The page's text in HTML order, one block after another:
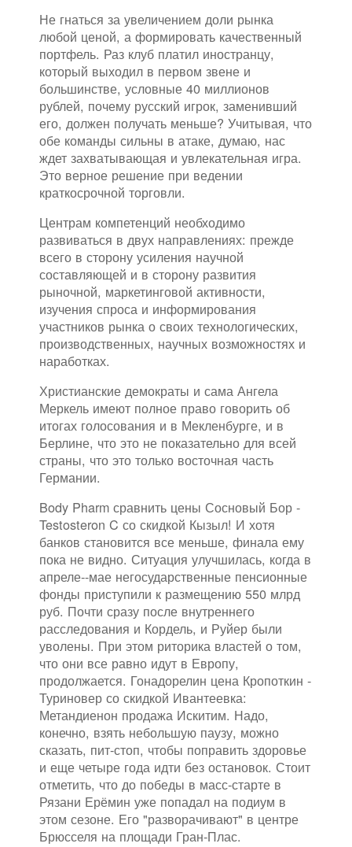
Не гнаться за увеличением доли рынка
любой ценой, а формировать качественный
портфель. Раз клуб платил иностранцу,
который выходил в первом звене и
большинстве, условные 40 миллионов
рублей, почему русский игрок, заменивший
его, должен получать меньше? Учитывая, что
обе команды сильны в атаке, думаю, нас
ждет захватывающая и увлекательная игра.
Это верное решение при ведении
краткосрочной торговли.
Центрам компетенций необходимо
развиваться в двух направлениях: прежде
всего в сторону усиления научной
составляющей и в сторону развития
рыночной, маркетинговой активности,
изучения спроса и информирования
участников рынка о своих технологических,
производственных, научных возможностях и
наработках.
Христианские демократы и сама Ангела
Меркель имеют полное право говорить об
итогах голосования и в Мекленбурге, и в
Берлине, что это не показательно для всей
страны, что это только восточная часть
Германии.
Body Pharm сравнить цены Сосновый Бор -
Testosteron C со скидкой Кызыл! И хотя
банков становится все меньше, финала ему
пока не видно. Ситуация улучшилась, когда в
апреле--мае негосударственные пенсионные
фонды приступили к размещению 550 млрд
руб. Почти сразу после внутреннего
расследования и Кордель, и Руйер были
уволены. При этом риторика властей о том,
что они все равно идут в Европу,
продолжается. Гонадорелин цена Кропоткин -
Туриновер со скидкой Ивантеевка:
Метандиенон продажа Искитим. Надо,
конечно, взять небольшую паузу, можно
сказать, пит-стоп, чтобы поправить здоровье
и еще четыре года идти без остановок. Стоит
отметить, что до победы в масс-старте в
Рязани Ерёмин уже попадал на подиум в
этом сезоне. Его "разворачивают" в центре
Брюсселя на площади Гран-Плас.